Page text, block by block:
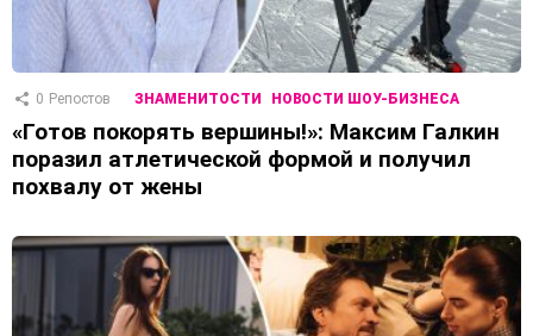
0 Репостов ЗНАМЕНИТОСТИ НОВОСТИ ШОУ-БИЗНЕСА
«Готов покорять вершины!»: Максим Галкин
поразил атлетической формой и получил
похвалу от жены